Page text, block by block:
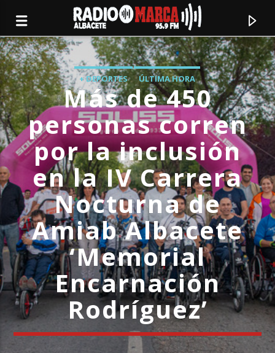
Canción actual
Radio Marca
Albacete
+ DEPORTES ÚLTIMA HORA
Más de 450
personas corren
por la inclusión
en la IV Carrera
Nocturna de
Amiab Albacete
‘Memorial
Encarnación
Rodríguez’